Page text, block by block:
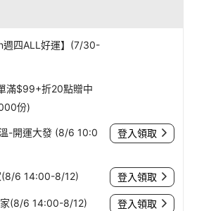
週四ALL好運】(7/30-
滿$99+折20點贈中
份)
-開運大發 (8/6 10:0
登入領取
6 14:00-8/12) 登入領取
(8/6 14:00-8/12) 登入領取